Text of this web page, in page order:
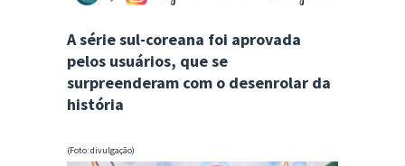
A série sul-coreana foi aprovada
pelos usuários, que se
surpreenderam com o desenrolar da
história
(Foto: divulgação)